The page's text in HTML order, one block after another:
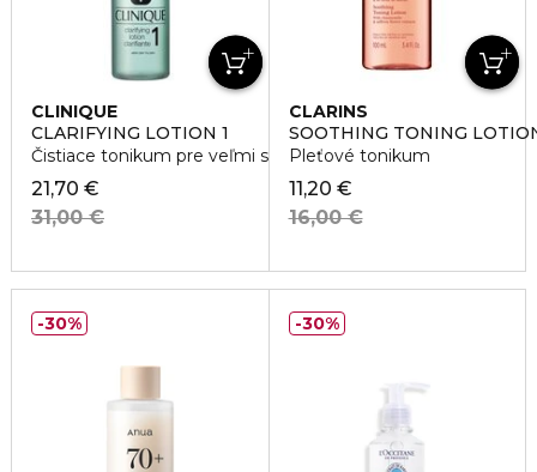
CLINIQUE
CLARIFYING LOTION 1
Čistiace tonikum pre veľmi suchú až suchú pleť
21,70 €
31,00 €
CLARINS
SOOTHING TONING
Pleťové tonikum
11,20 €
16,00 €
30% 30%